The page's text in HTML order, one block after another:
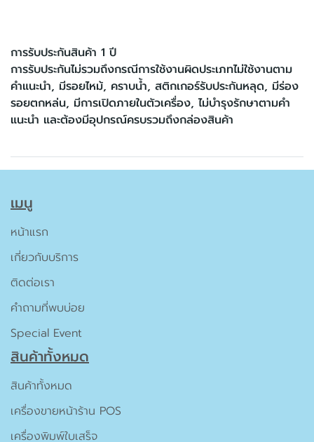
การรับประกันสินค้า 1 ปี
การรับประกันไม่รวมถึงกรณีการใช้งานผิดประเภทไม่ใช้งานตาม
คำแนะนำ, มีรอยไหม้, คราบน้ำ, สติกเกอร์รับประกันหลุด, มีร่อง
รอยตกหล่น, มีการเปิดภายในตัวเครื่อง, ไม่บำรุงรักษาตามคำ
แนะนำ และต้องมีอุปกรณ์ครบรวมถึงกล่องสินค้า
เมนู
หน้าแรก
เกี่ยวกับบริการ
ติดต่อเรา
คำถามที่พบบ่อย
Special Event
สินค้าทั้งหมด
สินค้าทั้งหมด
เครื่องขายหน้าร้าน POS
เครื่องพิมพ์ใบเสร็จ